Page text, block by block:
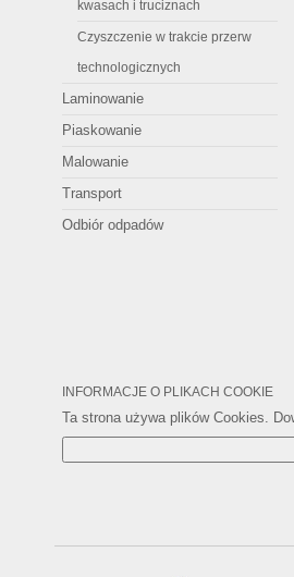
kwasach i truciznach
Czyszczenie w trakcie przerw
technologicznych
Laminowanie
Piaskowanie
Malowanie
Transport
Odbiór odpadów
INFORMACJE O PLIKACH COOKIE
Ta strona używa plików Cookies.